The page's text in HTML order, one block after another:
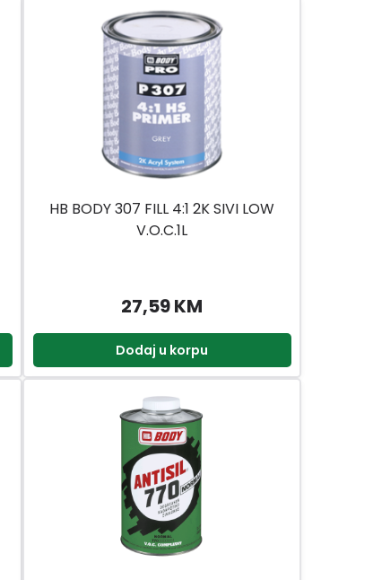
HB BODY 307 FILL 4:1 2K SIVI LOW
V.O.C.1L
27,59 KM
Dodaj u korpu